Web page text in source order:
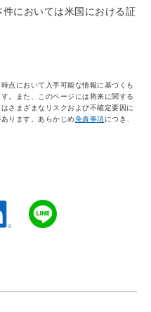
においては米国における証
点において入手可能な情報に基づくも
。また、このページには将来に関する
さまざまなリスクおよび不確定要因に
ります。あらかじめ免責事項につき、